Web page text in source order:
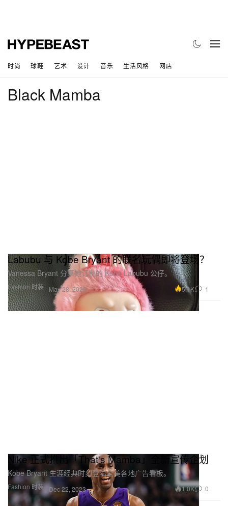
时尚 球鞋 艺术 设计 音乐 生活风格 网店
Black Mamba
Fashion 时装
Labubu 与 Kobe Bryant 的联名玩偶即将登场？
Vanessa Bryant 分享她订制的 Kobe Labubu 公仔。
May 28, 2025 5.1K 1
Fashion 时装
Nike 正式推出「That's Mamba」全新宣传企划
Kobe Bryant 生涯经典时刻登陆全美各地广告看板。
Dec 22, 2023 1.0K 0